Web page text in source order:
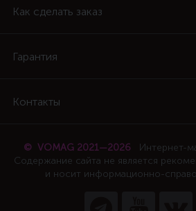
Как сделать заказ
Гарантия
Контакты
© VOMAG 2021—2026
Интернет-
Содержание сайта не является
и носит информационно-